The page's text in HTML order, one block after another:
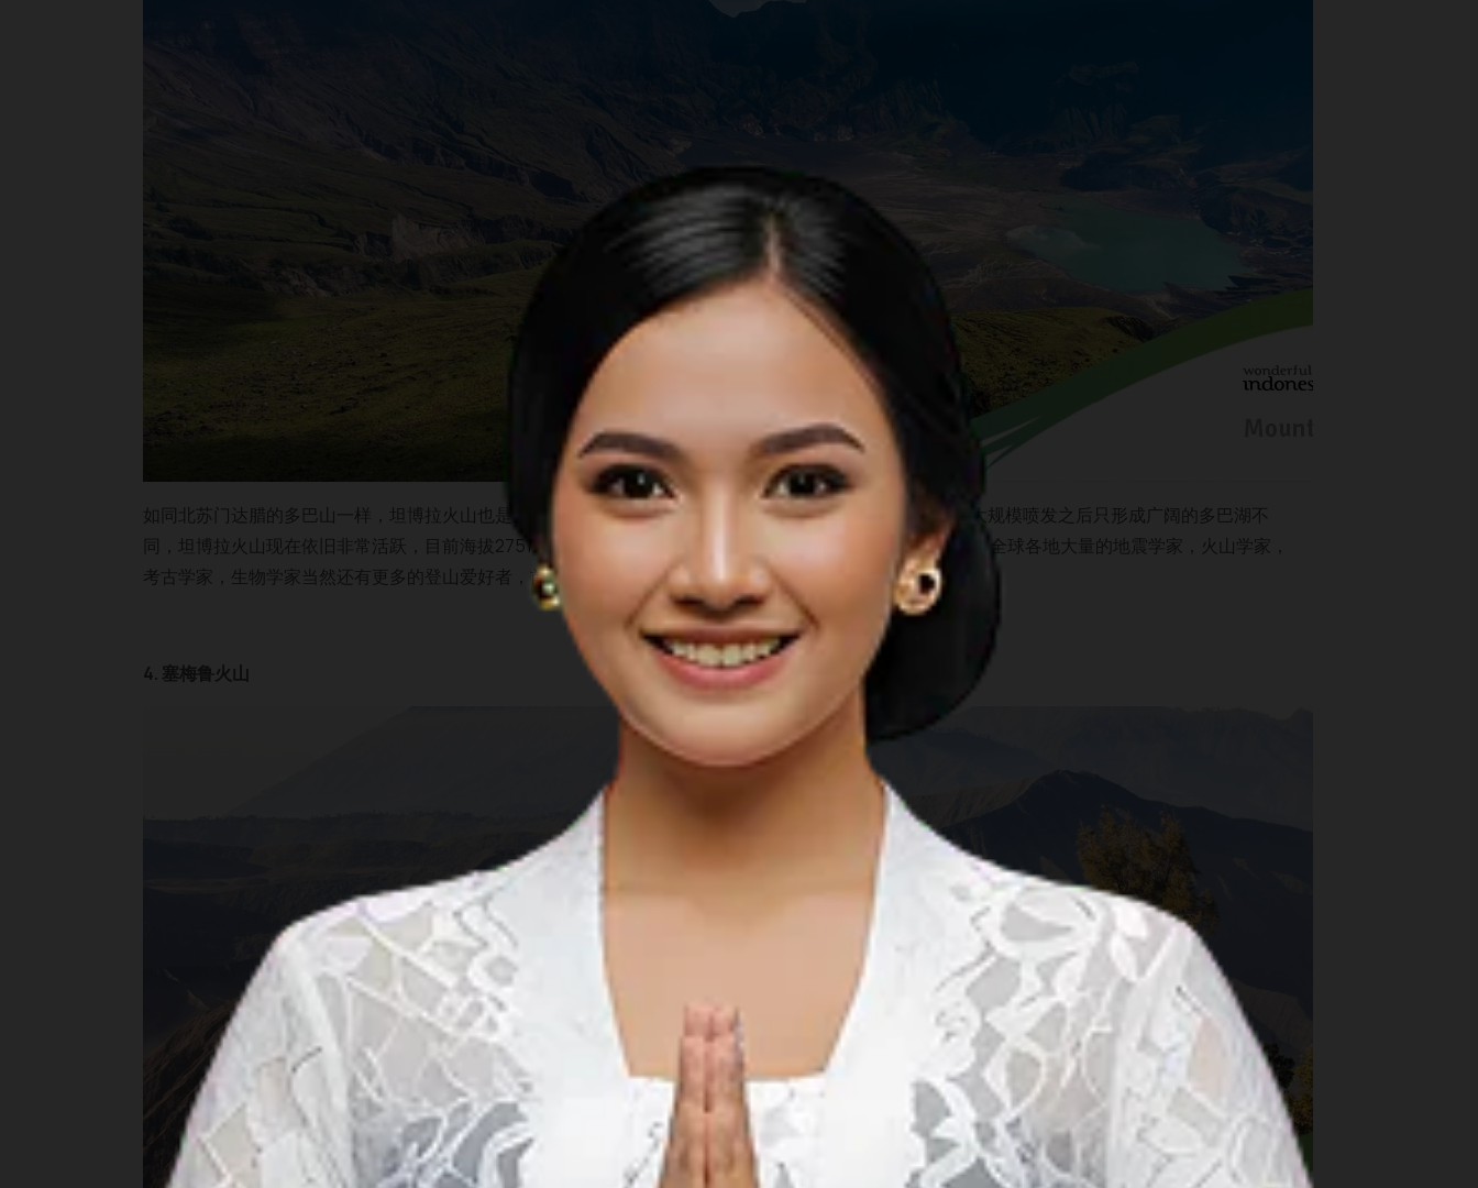
如同北苏门达腊的多巴山一样，坦博拉火山也是世界上公认的超级火山之一。然而与多巴火山在过去的地质大规模喷发之后只形成广阔的多巴湖不
同，坦博拉火山现在依旧非常活跃，目前海拔2751米高。这座位于松巴哇岛北部边缘的神奇火山，吸引了来自全球各地大量的地震学家，火山学家，
考古学家，生物学家当然还有更多的登山爱好者，前来需求征服这座火山所带来的快感。
4. 塞梅鲁火山